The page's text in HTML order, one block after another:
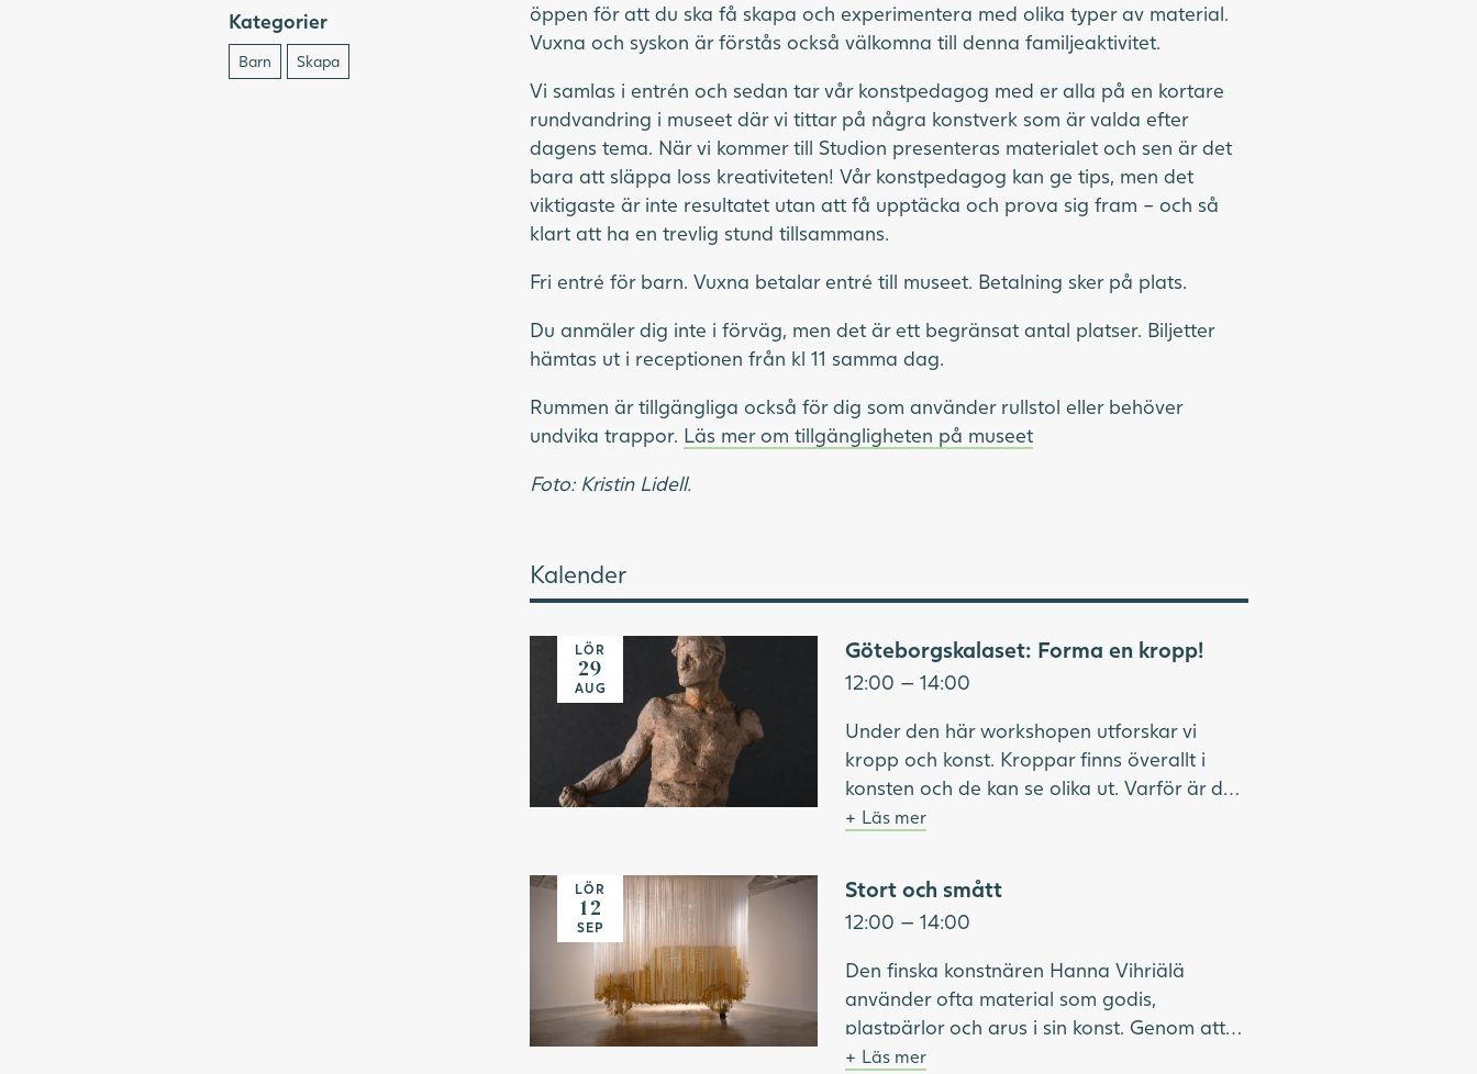
Kategorier
Barn Skapa
öppen för att du ska få skapa och experimentera med olika typer av material.
Vuxna och syskon är förstås också välkomna till denna familjeaktivitet.
Vi samlas i entrén och sedan tar vår konstpedagog med er alla på en kortare
rundvandring i museet där vi tittar på några konstverk som är valda efter
dagens tema. När vi kommer till Studion presenteras materialet och sen är det
bara att släppa loss kreativiteten! Vår konstpedagog kan ge tips, men det
viktigaste är inte resultatet utan att få upptäcka och prova sig fram – och så
klart att ha en trevlig stund tillsammans.
Fri entré för barn. Vuxna betalar entré till museet. Betalning sker på plats.
Du anmäler dig inte i förväg, men det är ett begränsat antal platser. Biljetter
hämtas ut i receptionen från kl 11 samma dag.
Rummen är tillgängliga också för dig som använder rullstol eller behöver
undvika trappor. Läs mer om tillgängligheten på museet
Foto: Kristin Lidell.
Kalender
Människofigur i terrakotta
LÖR
29
AUG
Göteborgskalaset: Forma en kropp!
12:00 — 14:00
Under den här workshopen utforskar vi
kropp och konst. Kroppar finns överallt i
konsten och de kan se olika ut. Varför är de
så ofta nakna? Och vad berättar egentligen
fortsätter vi till vår Studio där vi skapar egna
fantasifulla kroppar.
aktiviteten.
Bild: Per Hasselberg, Yngling, Göteborgs
konstmuseum.
Läs mer
Många hängande band skapar bilden
av en gul bil
LÖR
12
SEP
Stort och smått
12:00 — 14:00
Den finska konstnären Hanna Vihriälä
använder ofta material som godis,
plastpärlor och grus i sin konst. Genom att
sätta ihop massor av små saker gör hon
Läs mer